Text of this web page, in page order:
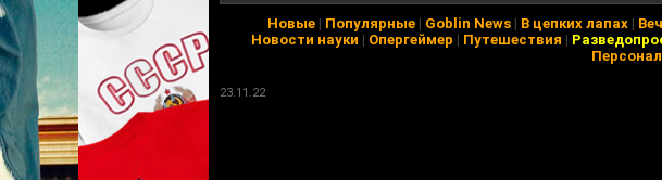
Новые | Популярные | Goblin News | В цепких лапах |
Новости науки | Опергеймер | Путешествия |
23.11.22